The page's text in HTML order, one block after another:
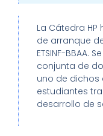
La Cátedra
de arranque
ETSINF-BBAA.
conjunta de
uno de dichos
estudiantes
desarrollo de